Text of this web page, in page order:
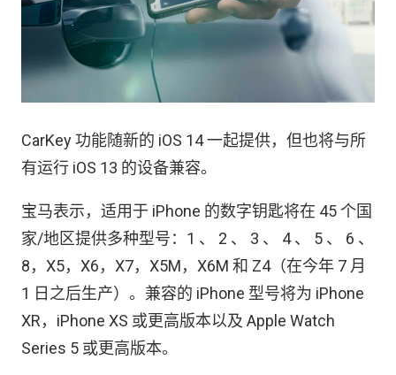
CarKey 功能随新的 iOS 14 一起提供，但也将与所
有运行 iOS 13 的设备兼容。
宝马表示，适用于 iPhone 的数字钥匙将在 45 个国
家/地区提供多种型号：1 、 2 、 3 、 4 、 5 、 6 、
8，X5，X6，X7，X5M，X6M 和 Z4（在今年 7 月
1 日之后生产）。兼容的 iPhone 型号将为 iPhone
XR，iPhone XS 或更高版本以及 Apple Watch
Series 5 或更高版本。